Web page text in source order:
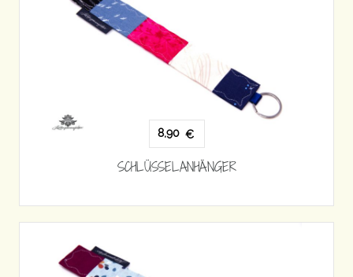
8,90 €
SCHLÜSSELANHÄNGER